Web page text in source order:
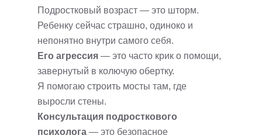
Подростковый возраст — это шторм.
Ребенку сейчас страшно, одиноко и
непонятно внутри самого себя.
Его агрессия — это часто крик о помощи,
завернутый в колючую обертку.
Я помогаю строить мосты там, где
выросли стены.
Консультация подросткового
психолога — это безопасное